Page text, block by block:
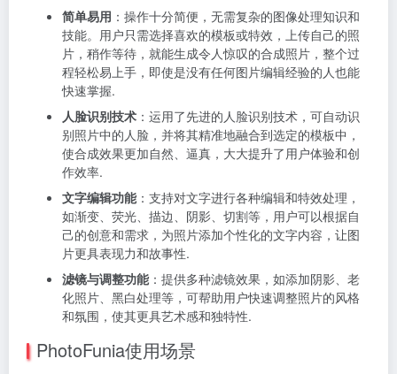
简单易用 ：操作十分简便，无需复杂的图像处理知识和
技能。用户只需选择喜欢的模板或特效，上传自己的照
片，稍作等待，就能生成令人惊叹的合成照片，整个过
程轻松易上手，即使是没有任何图片编辑经验的人也能
快速掌握.
人脸识别技术 ：运用了先进的人脸识别技术，可自动识
别照片中的人脸，并将其精准地融合到选定的模板中，
使合成效果更加自然、逼真，大大提升了用户体验和创
作效率.
文字编辑功能：支持对文字进行各种编辑和特效处理，
如渐变、荧光、描边、阴影、切割等，用户可以根据自
己的创意和需求，为照片添加个性化的文字内容，让图
片更具表现力和故事性.
滤镜与调整功能：提供多种滤镜效果，如添加阴影、老
化照片、黑白处理等，可帮助用户快速调整照片的风格
和氛围，使其更具艺术感和独特性.
PhotoFunia使用场景